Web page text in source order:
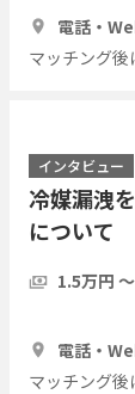
電話・
マッチング後
インタビュー
冷媒漏洩
について
1.5万円
電話・
マッチング後